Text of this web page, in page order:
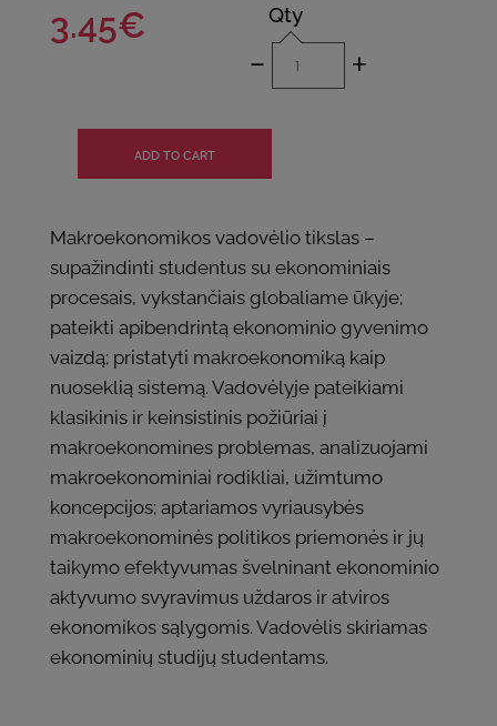
3.45€ Qty
- +
Makroekonomikos vadovėlio tikslas –
supažindinti studentus su ekonominiais
procesais, vykstančiais globaliame ūkyje;
pateikti apibendrintą ekonominio gyvenimo
vaizdą; pristatyti makroekonomiką kaip
nuoseklią sistemą. Vadovėlyje pateikiami
klasikinis ir keinsistinis požiūriai į
makroekonomines problemas, analizuojami
makroekonominiai rodikliai, užimtumo
koncepcijos; aptariamos vyriausybės
makroekonominės politikos priemonės ir jų
taikymo efektyvumas švelninant ekonominio
aktyvumo svyravimus uždaros ir atviros
ekonomikos sąlygomis. Vadovėlis skiriamas
ekonominių studijų studentams.